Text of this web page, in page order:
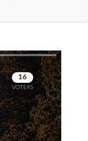
Skip